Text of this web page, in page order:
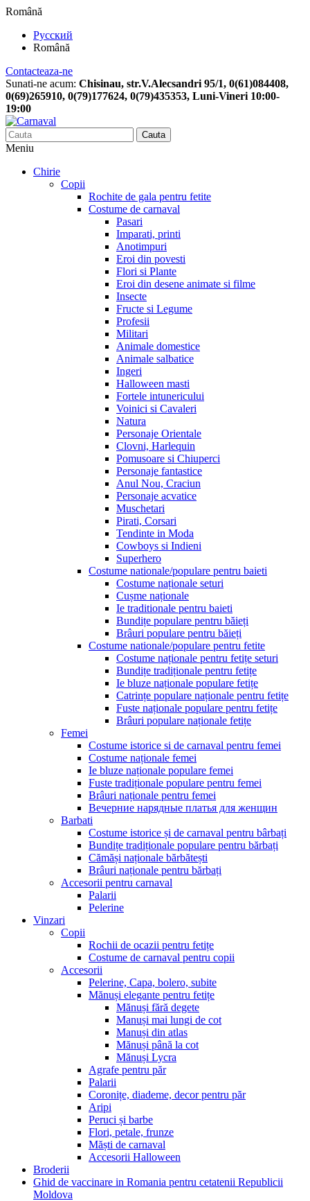
Română
Русский
Română
Contacteaza-ne
Sunati-ne acum: Chisinau, str.V.Alecsandri 95/1, 0(61)084408,
0(69)265910, 0(79)177624, 0(79)435353, Luni-Vineri 10:00-
19:00
Cauta
Meniu
Chirie
Copii
Rochite de gala pentru fetite
Costume de carnaval
Pasari
Imparati, printi
Anotimpuri
Eroi din povesti
Flori si Plante
Eroi din desene animate si filme
Insecte
Fructe si Legume
Profesii
Militari
Animale domestice
Animale salbatice
Ingeri
Halloween masti
Fortele intunericului
Voinici si Cavaleri
Natura
Personaje Orientale
Clovni, Harlequin
Pomusoare si Chiuperci
Personaje fantastice
Anul Nou, Craciun
Personaje acvatice
Muschetari
Pirati, Corsari
Tendinte in Moda
Cowboys si Indieni
Superhero
Costume nationale/populare pentru baieti
Costume naționale seturi
Cușme naționale
Ie traditionale pentru baieti
Bundițe populare pentru băieți
Brâuri populare pentru băieți
Costume nationale/populare pentru fetite
Costume naționale pentru fetițe seturi
Bundițe tradiționale pentru fetițe
Ie bluze naționale populare fetițe
Catrințe populare naționale pentru fetițe
Fuste naționale populare pentru fetițe
Brâuri populare naționale fetițe
Femei
Costume istorice si de carnaval pentru femei
Costume naționale femei
Ie bluze naționale populare femei
Fuste tradiționale populare pentru femei
Brâuri naționale pentru femei
Вечерние нарядные платья для женщин
Barbati
Costume istorice și de carnaval pentru bârbați
Bundițe tradiționale populare pentru bărbați
Cămăși naționale bărbătești
Brâuri naționale pentru bărbați
Accesorii pentru carnaval
Palarii
Pelerine
Vinzari
Copii
Rochii de ocazii pentru fetițe
Costume de carnaval pentru copii
Accesorii
Pelerine, Capa, bolero, subite
Mănuși elegante pentru fetițe
Mănuși fără degete
Manuși mai lungi de cot
Manuși din atlas
Mănuși până la cot
Mănuși Lycra
Agrafe pentru păr
Palarii
Coronițe, diademe, decor pentru păr
Aripi
Peruci și barbe
Flori, petale, frunze
Măști de carnaval
Accesorii Halloween
Broderii
Ghid de vaccinare in Romania pentru cetatenii Republicii
Moldova